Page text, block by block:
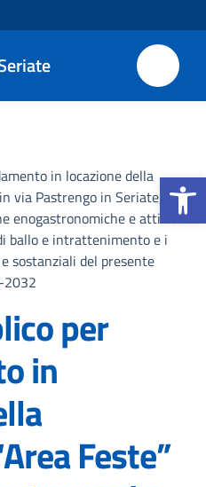
Apri la
in locazione della
via Pastrengo in Seriate,
enogastronomiche e attività
ballo e intrattenimento e i
sostanziali del presente
2032
per
in
Feste”